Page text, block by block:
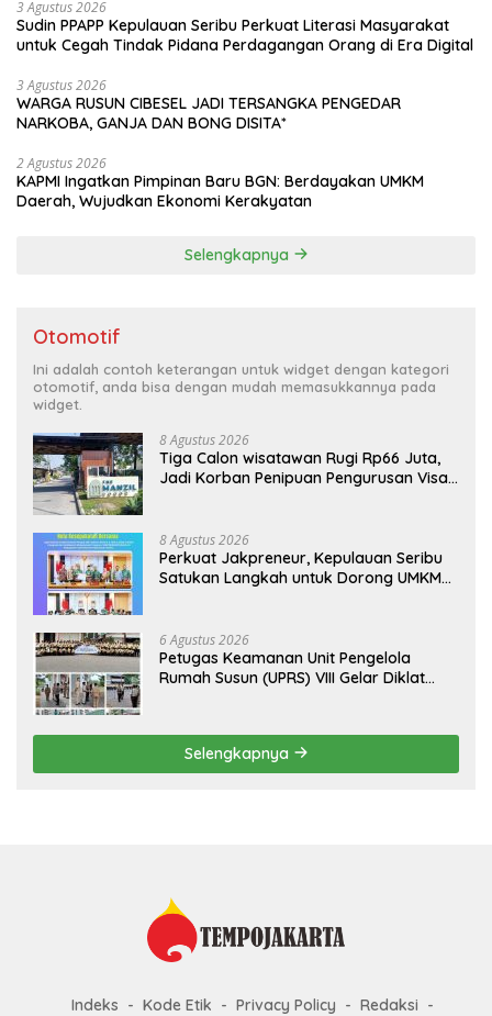
Jaya*
3 Agustus 2026
Sudin PPAPP Kepulauan Seribu Perkuat Literasi Masyarakat
untuk Cegah Tindak Pidana Perdagangan Orang di Era Digital
3 Agustus 2026
WARGA RUSUN CIBESEL JADI TERSANGKA PENGEDAR
NARKOBA, GANJA DAN BONG DISITA*
2 Agustus 2026
KAPMI Ingatkan Pimpinan Baru BGN: Berdayakan UMKM
Daerah, Wujudkan Ekonomi Kerakyatan
Selengkapnya
Otomotif
Ini adalah contoh keterangan untuk widget dengan kategori
otomotif, anda bisa dengan mudah memasukkannya pada
widget.
8 Agustus 2026
Tiga Calon wisatawan Rugi Rp66 Juta,
Jadi Korban Penipuan Pengurusan Visa
8 Agustus 2026
Perkuat Jakpreneur, Kepulauan Seribu
Satukan Langkah untuk Dorong UMKM
6 Agustus 2026
Petugas Keamanan Unit Pengelola
Rumah Susun (UPRS) VIII Gelar Diklat
Bhabinkamtibmas Polda Metro Jaya*
Selengkapnya
Indeks Kode Etik Privacy Policy Redaksi